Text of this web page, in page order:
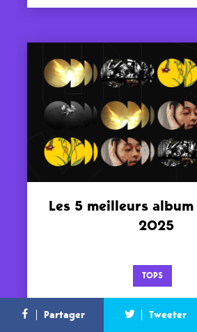
L’équipe
Nous
rejoindre
Partager Tweeter
Les 5 meilleurs
2025
TOPS